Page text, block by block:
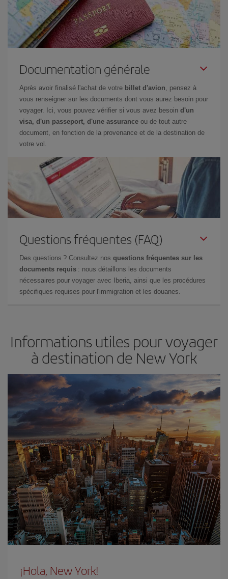
Documentation générale
Après avoir finalisé l'achat de votre billet d'avion, pensez à
vous renseigner sur les documents dont vous aurez besoin pour
voyager. Ici, vous pouvez vérifier si vous avez besoin d'un
visa, d'un passeport, d'une assurance ou de tout autre
document, en fonction de la provenance et de la destination de
votre vol.
Questions fréquentes (FAQ)
Des questions ? Consultez nos questions fréquentes sur les
documents requis : nous détaillons les documents
nécessaires pour voyager avec Iberia, ainsi que les procédures
spécifiques requises pour l'immigration et les douanes.
Informations utiles pour voyager
à destination de New York
¡Hola, New York!